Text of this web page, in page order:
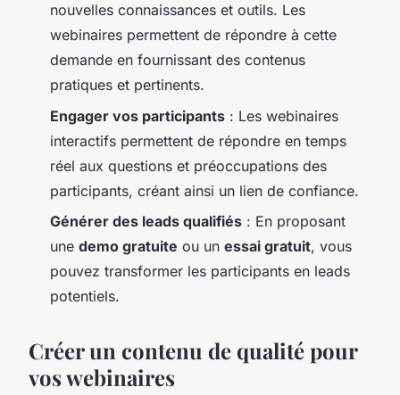
nouvelles connaissances et outils. Les
webinaires permettent de répondre à cette
demande en fournissant des contenus
pratiques et pertinents.
Engager vos participants : Les webinaires
interactifs permettent de répondre en temps
réel aux questions et préoccupations des
participants, créant ainsi un lien de confiance.
Générer des leads qualifiés : En proposant
une demo gratuite ou un essai gratuit, vous
pouvez transformer les participants en leads
potentiels.
Créer un contenu de qualité pour
vos webinaires